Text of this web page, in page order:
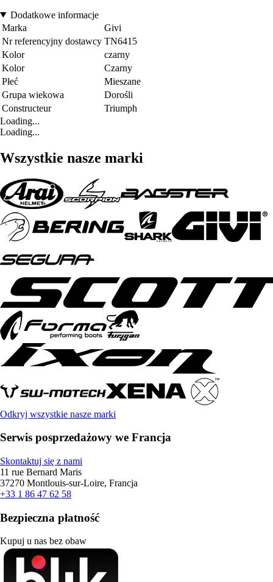
Dodatkowe informacje
Marka
Givi
Nr referencyjny dostawcy TN6415
Kolor
czarny
Kolor
Czarny
Płeć
Mieszane
Grupa wiekowa
Dorośli
Constructeur
Triumph
Loading...
Loading...
Wszystkie nasze marki
Odkryj wszystkie nasze marki
Serwis posprzedażowy we Francja
Skontaktuj się z nami
11 rue Bernard Maris
37270 Montlouis-sur-Loire, Francja
+33 1 86 47 62 58
Bezpieczna płatność
Kupuj u nas bez obaw